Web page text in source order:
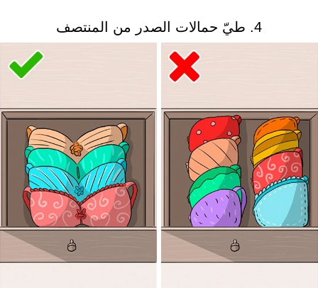
4. طيّ حمالات الصدر من المنتصف